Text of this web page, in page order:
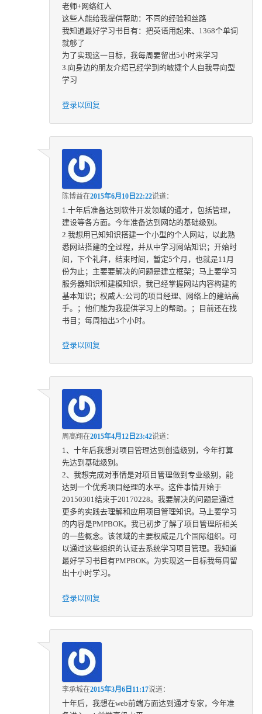
老师+网络红人
这些人能给我提供帮助：不同的经验和丝路
我知道最好学习书目有：把英语用起来、1368个单词
就够了
为了实现这一目标，我每周要留出5小时来学习
3.向身边的朋友介绍已经学到的敏捷个人自我导向型
学习
登录以回复
陈博益在2015年6月10日22:22说道：
1.十年后准备达到软件开发领域的通才，包括管理，
建设等各方面。今年准备达到网站的基础级别。
2.我想用已知知识搭建一个小型的个人网站，以此熟
悉网站搭建的全过程，并从中学习网站知识；开始时
间，下个礼拜，结束时间，暂定5个月，也就是11月
份为止；主要要解决的问题是建立框架；马上要学习
服务器知识和建模知识，我已经掌握网站内容构建的
基本知识；权威人:公司的项目经理、网络上的建站高
手。；他们能为我提供学习上的帮助。；目前还在找
书目；每周抽出5个小时。
登录以回复
周高翔在2015年4月12日23:42说道：
1、十年后我想对项目管理达到创造级别，今年打算
先达到基础级别。
2、我想完成对事情是对项目管理做到专业级别，能
达到一个优秀项目经理的水平。这件事情开始于
20150301结束于20170228。我要解决的问题是通过
更多的实践去理解和应用项目管理知识。马上要学习
的内容是PMPBOK。我已初步了解了项目管理所相关
的一些概念。该领域的主要权威是几个国际组织。可
以通过这些组织的认证去系统学习项目管理。我知道
最好学习书目有PMPBOK。为实现这一目标我每周留
出十小时学习。
登录以回复
李承城在2015年3月6日11:17说道：
十年后，我想在web前端方面达到通才专家，今年准